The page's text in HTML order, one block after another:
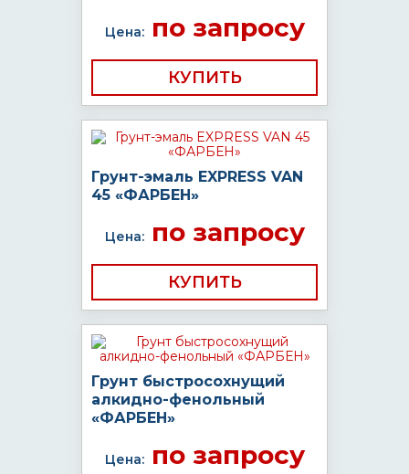
Цена:по запросу
КУПИТЬ
Грунт-эмаль EXPRESS VAN
45 «ФАРБЕН»
Цена:по запросу
КУПИТЬ
Грунт быстросохнущий
алкидно-фенольный
«ФАРБЕН»
Цена:по запросу